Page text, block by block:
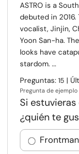
ASTRO is a
debuted in
vocalist, Jinjin,
Yoon San-ha.
looks have
stardom. ...
Preguntas: 15 |
Pregunta de ejemplo
Si
¿quién te
Frontman